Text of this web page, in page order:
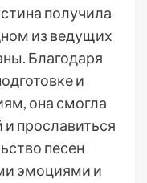
получила
из ведущих
Благодаря
и
она смогла
и прославиться
песен
эмоциями и